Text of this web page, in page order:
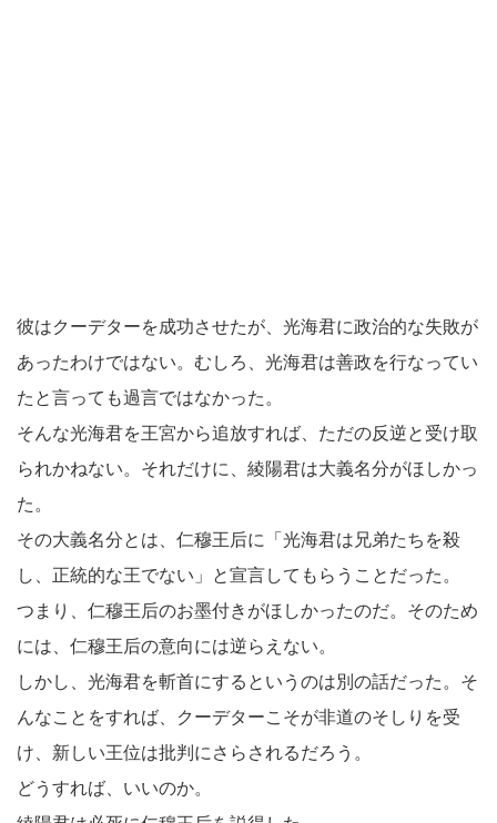
彼はクーデターを成功させたが、光海君に政治的な失敗が
あったわけではない。むしろ、光海君は善政を行なってい
たと言っても過言ではなかった。
そんな光海君を王宮から追放すれば、ただの反逆と受け取
られかねない。それだけに、綾陽君は大義名分がほしかっ
た。
その大義名分とは、仁穆王后に「光海君は兄弟たちを殺
し、正統的な王でない」と宣言してもらうことだった。
つまり、仁穆王后のお墨付きがほしかったのだ。そのため
には、仁穆王后の意向には逆らえない。
しかし、光海君を斬首にするというのは別の話だった。そ
んなことをすれば、クーデターこそが非道のそしりを受
け、新しい王位は批判にさらされるだろう。
どうすれば、いいのか。